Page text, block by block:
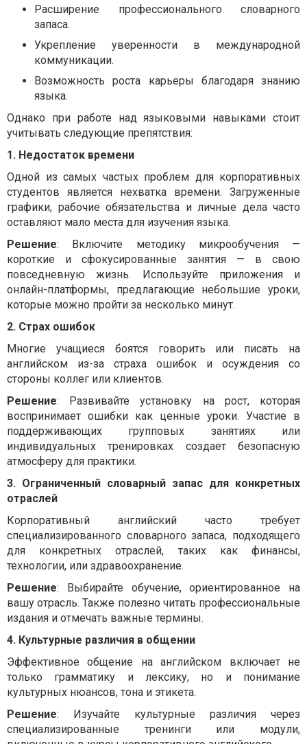
Расширение профессионального словарного
запаса.
Укрепление уверенности в международной
коммуникации.
Возможность роста карьеры благодаря знанию
языка.
Однако при работе над языковыми навыками стоит
учитывать следующие препятствия:
1. Недостаток времени
Одной из самых частых проблем для корпоративных
студентов является нехватка времени. Загруженные
графики, рабочие обязательства и личные дела часто
оставляют мало места для изучения языка.
Решение: Включите методику микрообучения —
короткие и сфокусированные занятия — в свою
повседневную жизнь. Используйте приложения и
онлайн-платформы, предлагающие небольшие уроки,
которые можно пройти за несколько минут.
2. Страх ошибок
Многие учащиеся боятся говорить или писать на
английском из-за страха ошибок и осуждения со
стороны коллег или клиентов.
Решение: Развивайте установку на рост, которая
воспринимает ошибки как ценные уроки. Участие в
поддерживающих групповых занятиях или
индивидуальных тренировках создает безопасную
атмосферу для практики.
3. Ограниченный словарный запас для конкретных
отраслей
Корпоративный английский часто требует
специализированного словарного запаса, подходящего
для конкретных отраслей, таких как финансы,
технологии, или здравоохранение.
Решение: Выбирайте обучение, ориентированное на
вашу отрасль. Также полезно читать профессиональные
издания и отмечать важные термины.
4. Культурные различия в общении
Эффективное общение на английском включает не
только грамматику и лексику, но и понимание
культурных нюансов, тона и этикета.
Решение: Изучайте культурные различия через
специализированные тренинги или модули,